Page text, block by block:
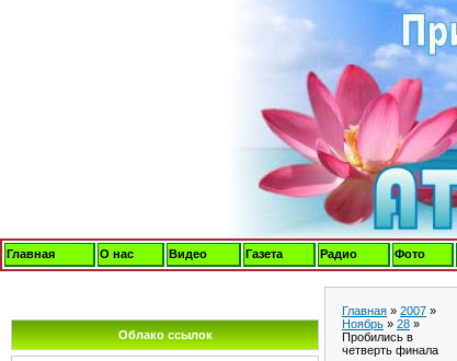
Главная О нас Видео Газета Радио Фото
Облако ссылок
Главная » 2007 »
Ноябрь » 28 »
Пробились в
четверть финала